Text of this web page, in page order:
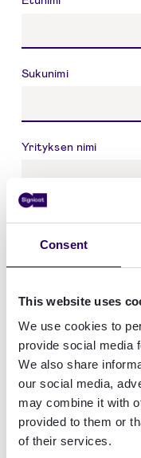
Consent
This website uses
We use cookies to
provide social media
We also share
our social media,
may combine it with
provided to them or
of their services.
Sukunimi
Yrityksen nimi
Puhelinnumero
Viesti